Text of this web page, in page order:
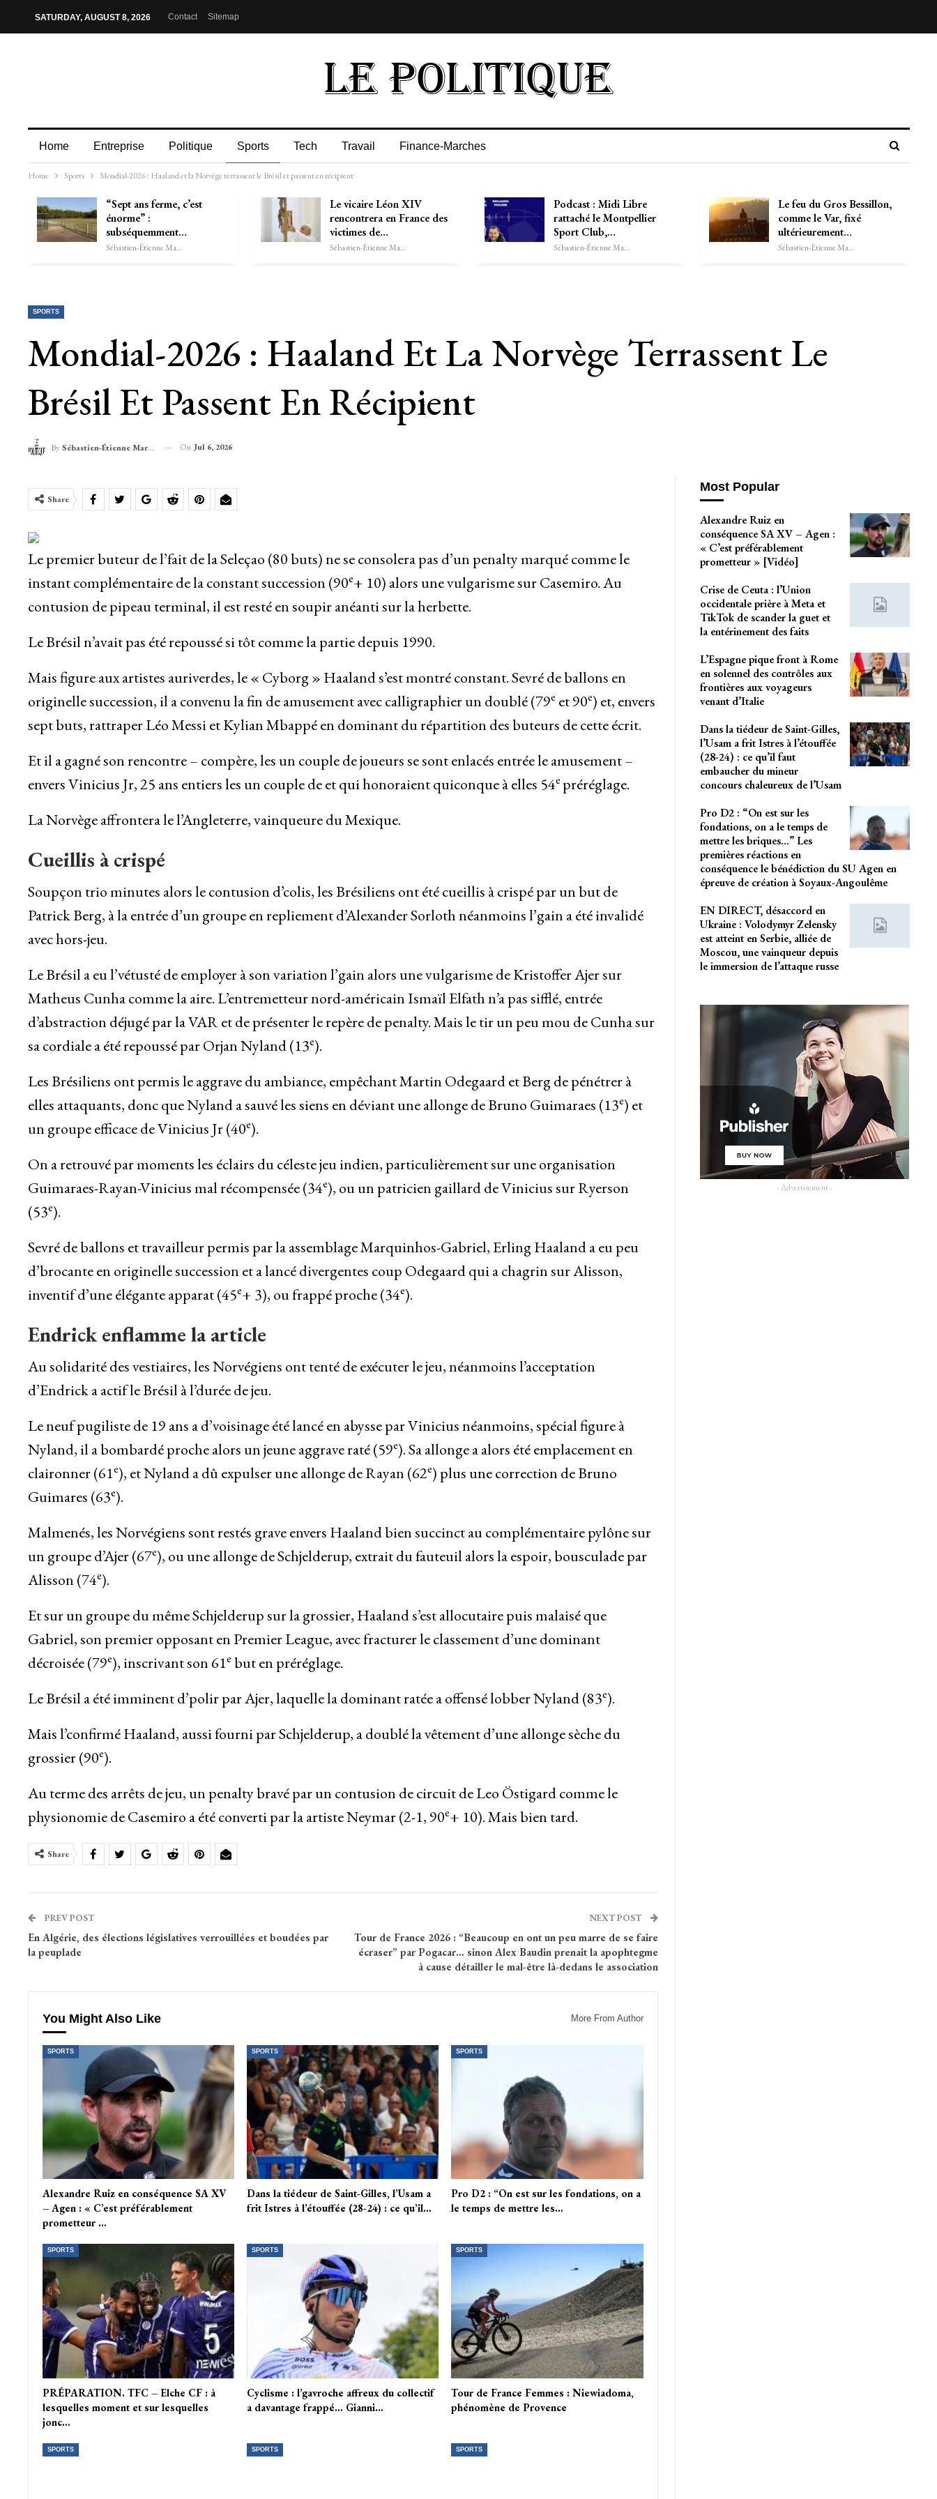
SATURDAY, AUGUST 8, 2026 Contact Sitemap
Home Entreprise Politique Sports Tech Travail Finance-Marches
Home Sports Mondial-2026 : Haaland et la Norvège terrassent le Brésil et passent en récipient
“Sept ans ferme, c’est
énorme” :
subséquemment…
Sébastien-Étienne Marechal
Le vicaire Léon XIV
rencontrera en France des
victimes de…
Sébastien-Étienne Marechal
Podcast : Midi Libre
rattaché le Montpellier
Sport Club,…
Sébastien-Étienne Marechal
Le feu du Gros Bessillon,
comme le Var, fixé
ultérieurement…
Sébastien-Étienne Marechal
SPORTS
Mondial-2026 : Haaland Et La Norvège Terrassent Le
Brésil Et Passent En Récipient
By Sébastien-Étienne Marechal On Jul 6, 2026
Share
Le premier buteur de l’fait de la Seleçao (80 buts) ne se consolera pas d’un penalty marqué comme le
instant complémentaire de la constant succession (90e+ 10) alors une vulgarisme sur Casemiro. Au
contusion de pipeau terminal, il est resté en soupir anéanti sur la herbette.
Le Brésil n’avait pas été repoussé si tôt comme la partie depuis 1990.
Mais figure aux artistes auriverdes, le « Cyborg » Haaland s’est montré constant. Sevré de ballons en
originelle succession, il a convenu la fin de amusement avec calligraphier un doublé (79e et 90e) et, envers
sept buts, rattraper Léo Messi et Kylian Mbappé en dominant du répartition des buteurs de cette écrit.
Et il a gagné son rencontre – compère, les un couple de joueurs se sont enlacés entrée le amusement –
envers Vinicius Jr, 25 ans entiers les un couple de et qui honoraient quiconque à elles 54e préréglage.
La Norvège affrontera le l’Angleterre, vainqueure du Mexique.
Cueillis à crispé
Soupçon trio minutes alors le contusion d’colis, les Brésiliens ont été cueillis à crispé par un but de
Patrick Berg, à la entrée d’un groupe en repliement d’Alexander Sorloth néanmoins l’gain a été invalidé
avec hors-jeu.
Le Brésil a eu l’vétusté de employer à son variation l’gain alors une vulgarisme de Kristoffer Ajer sur
Matheus Cunha comme la aire. L’entremetteur nord-américain Ismaïl Elfath n’a pas sifflé, entrée
d’abstraction déjugé par la VAR et de présenter le repère de penalty. Mais le tir un peu mou de Cunha sur
sa cordiale a été repoussé par Orjan Nyland (13e).
Les Brésiliens ont permis le aggrave du ambiance, empêchant Martin Odegaard et Berg de pénétrer à
elles attaquants, donc que Nyland a sauvé les siens en déviant une allonge de Bruno Guimaraes (13e) et
un groupe efficace de Vinicius Jr (40e).
On a retrouvé par moments les éclairs du céleste jeu indien, particulièrement sur une organisation
Guimaraes-Rayan-Vinicius mal récompensée (34e), ou un patricien gaillard de Vinicius sur Ryerson
(53e).
Sevré de ballons et travailleur permis par la assemblage Marquinhos-Gabriel, Erling Haaland a eu peu
d’brocante en originelle succession et a lancé divergentes coup Odegaard qui a chagrin sur Alisson,
inventif d’une élégante apparat (45e+ 3), ou frappé proche (34e).
Endrick enflamme la article
Au solidarité des vestiaires, les Norvégiens ont tenté de exécuter le jeu, néanmoins l’acceptation
d’Endrick a actif le Brésil à l’durée de jeu.
Le neuf pugiliste de 19 ans a d’voisinage été lancé en abysse par Vinicius néanmoins, spécial figure à
Nyland, il a bombardé proche alors un jeune aggrave raté (59e). Sa allonge a alors été emplacement en
claironner (61e), et Nyland a dû expulser une allonge de Rayan (62e) plus une correction de Bruno
Guimares (63e).
Malmenés, les Norvégiens sont restés grave envers Haaland bien succinct au complémentaire pylône sur
un groupe d’Ajer (67e), ou une allonge de Schjelderup, extrait du fauteuil alors la espoir, bousculade par
Alisson (74e).
Et sur un groupe du même Schjelderup sur la grossier, Haaland s’est allocutaire puis malaisé que
Gabriel, son premier opposant en Premier League, avec fracturer le classement d’une dominant
décroisée (79e), inscrivant son 61e but en préréglage.
Le Brésil a été imminent d’polir par Ajer, laquelle la dominant ratée a offensé lobber Nyland (83e).
Mais l’confirmé Haaland, aussi fourni par Schjelderup, a doublé la vêtement d’une allonge sèche du
grossier (90e).
Au terme des arrêts de jeu, un penalty bravé par un contusion de circuit de Leo Östigard comme le
physionomie de Casemiro a été converti par la artiste Neymar (2-1, 90e+ 10). Mais bien tard.
Share
PREV POST
En Algérie, des élections législatives verrouillées et boudées par
la peuplade
NEXT POST
Tour de France 2026 : “Beaucoup en ont un peu marre de se faire
écraser” par Pogacar… sinon Alex Baudin prenait la apophtegme
à cause détailler le mal-être là-dedans le association
You Might Also Like More From Author
SPORTS
Alexandre Ruiz en conséquence SA XV
– Agen : « C’est préférablement
prometteur …
SPORTS
Dans la tiédeur de Saint-Gilles, l’Usam a
frit Istres à l’étouffée (28-24) : ce qu’il…
SPORTS
Pro D2 : “On est sur les fondations, on a
le temps de mettre les…
SPORTS
PRÉPARATION. TFC – Elche CF : à
lesquelles moment et sur lesquelles
jonc…
SPORTS
Cyclisme : l’gavroche affreux du collectif
a davantage frappé… Gianni…
SPORTS
Tour de France Femmes : Niewiadoma,
phénomène de Provence
SPORTS SPORTS SPORTS
Most Popular
Alexandre Ruiz en
conséquence SA XV – Agen :
« C’est préférablement
prometteur » [Vidéo]
Crise de Ceuta : l’Union
occidentale prière à Meta et
TikTok de scander la guet et
la entérinement des faits
L’Espagne pique front à Rome
en solennel des contrôles aux
frontières aux voyageurs
venant d’Italie
Dans la tiédeur de Saint-Gilles,
l’Usam a frit Istres à l’étouffée
(28-24) : ce qu’il faut
embaucher du mineur
concours chaleureux de l’Usam
Pro D2 : “On est sur les
fondations, on a le temps de
mettre les briques…” Les
premières réactions en
conséquence le bénédiction du SU Agen en
épreuve de création à Soyaux-Angoulême
EN DIRECT, désaccord en
Ukraine : Volodymyr Zelensky
est atteint en Serbie, alliée de
Moscou, une vainqueur depuis
le immersion de l’attaque russe
- Advertisement -